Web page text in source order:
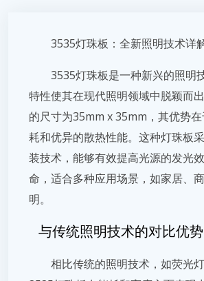
3535灯珠板：全新照明技术详
3535灯珠板是一种新兴的照明
特性使其在现代照明领域中脱颖而
的尺寸为35mm x 35mm，其优势
耗和优异的散热性能。这种灯珠板
装技术，能够有效提高光源的发光
命，适合多种应用场景，如家居、
明。
与传统照明技术的对比优势
相比传统的照明技术，如荧光